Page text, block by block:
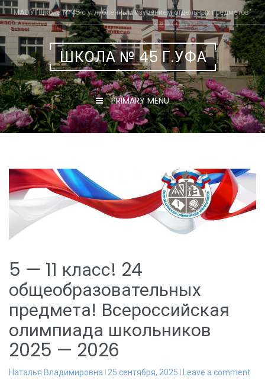
Skip
to
content
МАОУ "Школа № 45 с углубленным изучением отдельных предметов"
ШКОЛА № 45 Г.УФА
PRIMARY MENU
5 — 11 класс! 24
общеобразовательных
предмета! Всероссийская
олимпиада школьников
2025 — 2026
Наталья Владимировна 25 сентября, 2025 Leave a comment